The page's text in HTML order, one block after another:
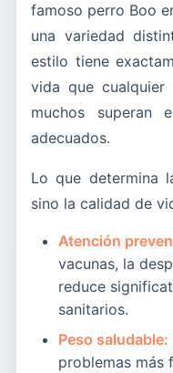
famoso perro Boo
una variedad
estilo tiene
vida que
muchos superan
adecuados.
Lo que determina
sino la calidad de
Atención
vacunas, la
reduce
sanitarios.
Peso saludable:
problemas más